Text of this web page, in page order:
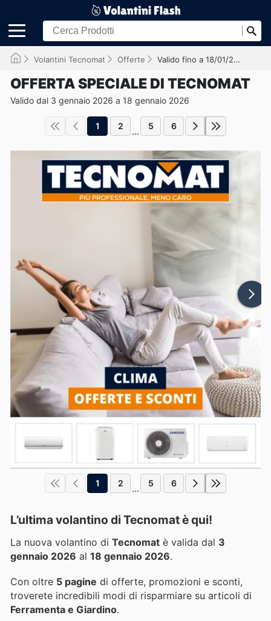
Volantini Tecnomat Offerte Valido fino a 18/01/2026
OFFERTA SPECIALE DI TECNOMAT
Valido dal 3 gennaio 2026 a 18 gennaio 2026
1 2 ... 5 6
1 2 ... 5 6
L’ultima volantino di Tecnomat è qui!
La nuova volantino di Tecnomat è valida dal 3
gennaio 2026 al 18 gennaio 2026.
Con oltre 5 pagine di offerte, promozioni e sconti,
troverete incredibili modi di risparmiare su articoli di
Ferramenta e Giardino.